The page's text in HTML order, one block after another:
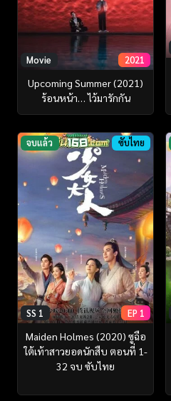
Movie 2021
Upcoming Summer (2021)
ร้อนหน้า… ไว้มารักกัน
จบแล้ว ซับไทย
SS 1 EP 1
Maiden Holmes (2020) ซูฉือ
ใต้เท้าสาวยอดนักสืบ ตอนที่ 1-
32 จบ ซับไทย